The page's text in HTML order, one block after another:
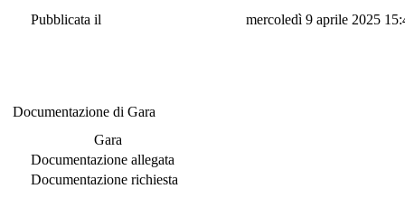
Pubblicata il mercoledì 9 aprile 2025
Documentazione di Gara
Gara
Documentazione allegata
Documentazione richiesta